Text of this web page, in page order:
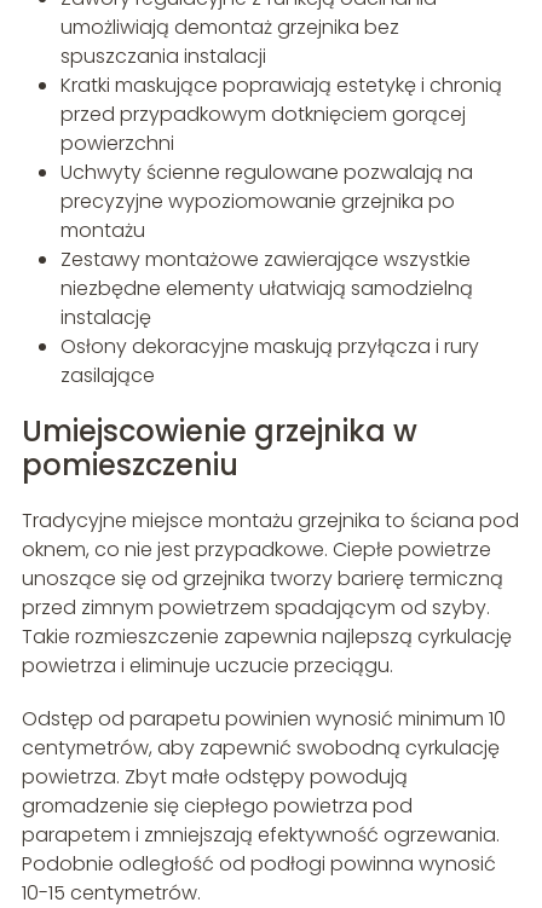
umożliwiają demontaż grzejnika bez
spuszczania instalacji
Kratki maskujące poprawiają estetykę i chronią
przed przypadkowym dotknięciem gorącej
powierzchni
Uchwyty ścienne regulowane pozwalają na
precyzyjne wypoziomowanie grzejnika po
montażu
Zestawy montażowe zawierające wszystkie
niezbędne elementy ułatwiają samodzielną
instalację
Osłony dekoracyjne maskują przyłącza i rury
zasilające
Umiejscowienie grzejnika w
pomieszczeniu
Tradycyjne miejsce montażu grzejnika to ściana pod
oknem, co nie jest przypadkowe. Ciepłe powietrze
unoszące się od grzejnika tworzy barierę termiczną
przed zimnym powietrzem spadającym od szyby.
Takie rozmieszczenie zapewnia najlepszą cyrkulację
powietrza i eliminuje uczucie przeciągu.
Odstęp od parapetu powinien wynosić minimum 10
centymetrów, aby zapewnić swobodną cyrkulację
powietrza. Zbyt małe odstępy powodują
gromadzenie się ciepłego powietrza pod
parapetem i zmniejszają efektywność ogrzewania.
Podobnie odległość od podłogi powinna wynosić
10-15 centymetrów.